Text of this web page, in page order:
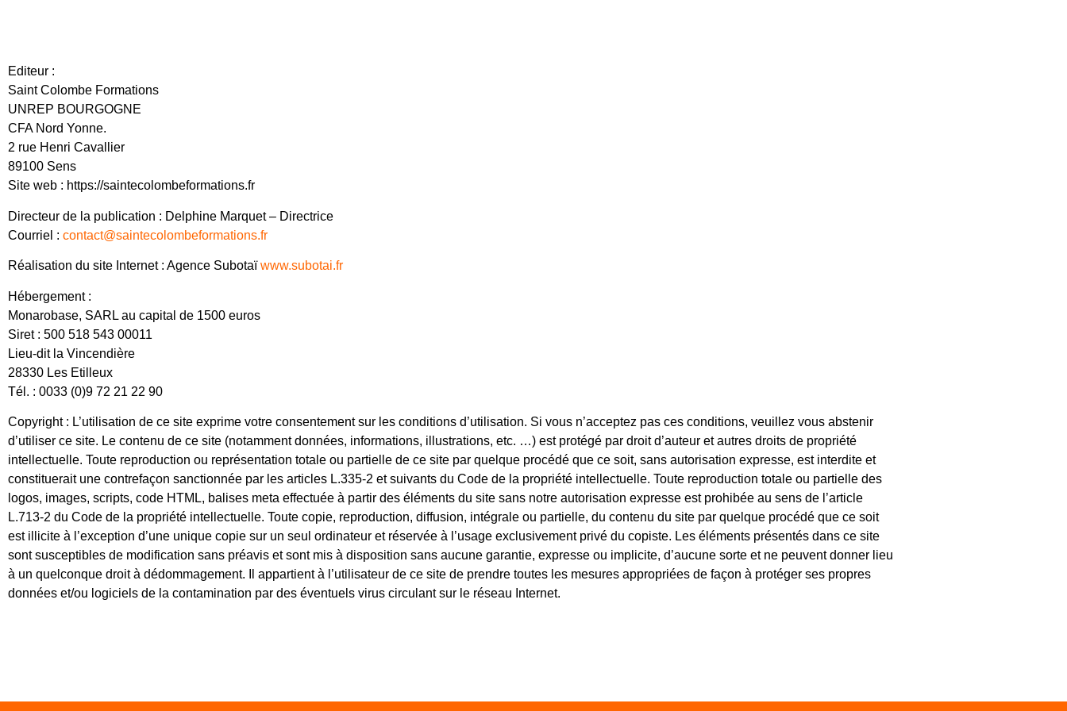
Editeur :
Saint Colombe Formations
UNREP BOURGOGNE
CFA Nord Yonne.
2 rue Henri Cavallier
89100 Sens
Site web : https://saintecolombeformations.fr
Directeur de la publication : Delphine Marquet – Directrice
Courriel : contact@saintecolombeformations.fr
Réalisation du site Internet : Agence Subotaïwww.subotai.fr
Hébergement :
Monarobase, SARL au capital de 1500 euros
Siret : 500 518 543 00011
Lieu-dit la Vincendière
28330 Les Etilleux
Tél. : 0033 (0)9 72 21 22 90
Copyright : L’utilisation de ce site exprime votre consentement sur les conditions d’utilisation. Si vous n’acceptez pas ces conditions, veuillez vous abstenir
d’utiliser ce site. Le contenu de ce site (notamment données, informations, illustrations, etc. …) est protégé par droit d’auteur et autres droits de propriété
intellectuelle. Toute reproduction ou représentation totale ou partielle de ce site par quelque procédé que ce soit, sans autorisation expresse, est interdite et
constituerait une contrefaçon sanctionnée par les articles L.335-2 et suivants du Code de la propriété intellectuelle. Toute reproduction totale ou partielle des
logos, images, scripts, code HTML, balises meta effectuée à partir des éléments du site sans notre autorisation expresse est prohibée au sens de l’article
L.713-2 du Code de la propriété intellectuelle. Toute copie, reproduction, diffusion, intégrale ou partielle, du contenu du site par quelque procédé que ce soit
est illicite à l’exception d’une unique copie sur un seul ordinateur et réservée à l’usage exclusivement privé du copiste. Les éléments présentés dans ce site
sont susceptibles de modification sans préavis et sont mis à disposition sans aucune garantie, expresse ou implicite, d’aucune sorte et ne peuvent donner lieu
à un quelconque droit à dédommagement. Il appartient à l’utilisateur de ce site de prendre toutes les mesures appropriées de façon à protéger ses propres
données et/ou logiciels de la contamination par des éventuels virus circulant sur le réseau Internet.